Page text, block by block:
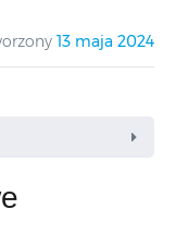
13 maja 2024